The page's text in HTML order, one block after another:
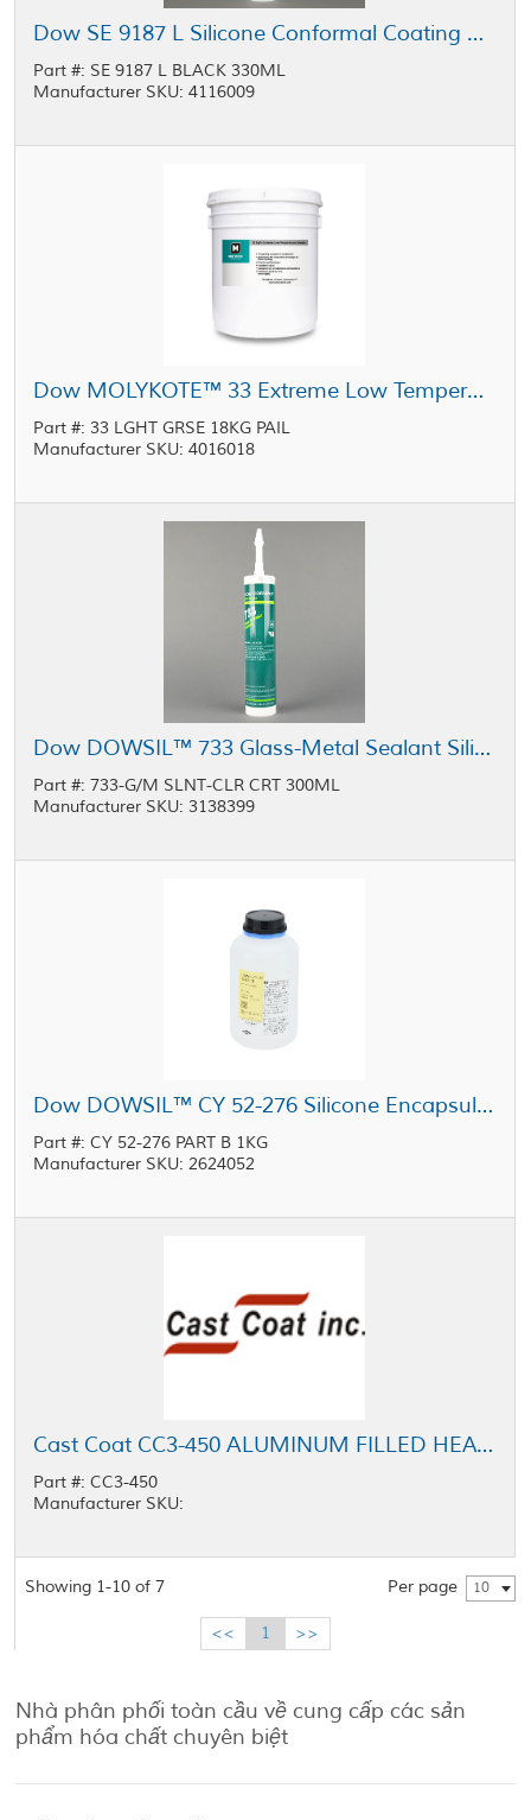
Dow SE 9187 L Silicone Conformal Coating Black 330 mL Cartridge
Part #: SE 9187 L BLACK 330ML
Manufacturer SKU: 4116009
Dow MOLYKOTE™ 33 Extreme Low Temperature Bearing Grease, Light, Off-White 18 kg Pail
Part #: 33 LGHT GRSE 18KG PAIL
Manufacturer SKU: 4016018
Dow DOWSIL™ 733 Glass-Metal Sealant Silicone Clear 300 mL Cartridge
Part #: 733-G/M SLNT-CLR CRT 300ML
Manufacturer SKU: 3138399
Dow DOWSIL™ CY 52-276 Silicone Encapsulant Part B Clear 1 kg Bottle
Part #: CY 52-276 PART B 1KG
Manufacturer SKU: 2624052
Cast Coat CC3-450 ALUMINUM FILLED HEAT SINK BONDING RESIN
Part #: CC3-450
Manufacturer SKU:
Showing 1-10 of 7 Per page 10
<< 1 >>
Nhà phân phối toàn cầu về cung cấp các sản
phẩm hóa chất chuyên biệt